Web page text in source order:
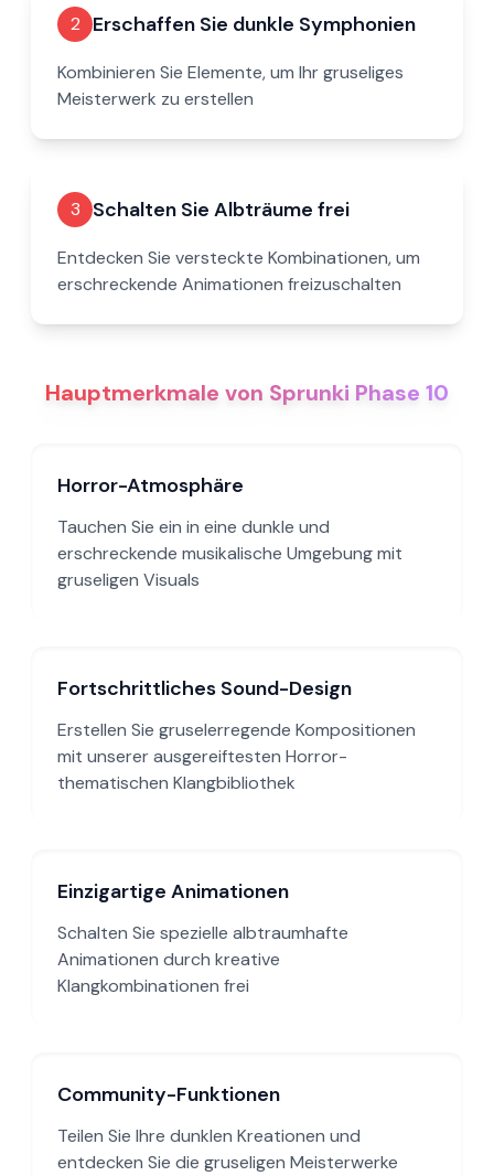
2 Erschaffen Sie dunkle Symphonien
Kombinieren Sie Elemente, um Ihr gruseliges
Meisterwerk zu erstellen
3 Schalten Sie Albträume frei
Entdecken Sie versteckte Kombinationen, um
erschreckende Animationen freizuschalten
Hauptmerkmale von Sprunki Phase 10
Horror-Atmosphäre
Tauchen Sie ein in eine dunkle und
erschreckende musikalische Umgebung mit
gruseligen Visuals
Fortschrittliches Sound-Design
Erstellen Sie gruselerregende Kompositionen
mit unserer ausgereiftesten Horror-
thematischen Klangbibliothek
Einzigartige Animationen
Schalten Sie spezielle albtraumhafte
Animationen durch kreative
Klangkombinationen frei
Community-Funktionen
Teilen Sie Ihre dunklen Kreationen und
entdecken Sie die gruseligen Meisterwerke